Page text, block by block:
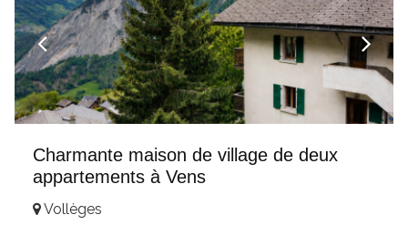
Charmante maison de village de deux
appartements à Vens
Vollèges